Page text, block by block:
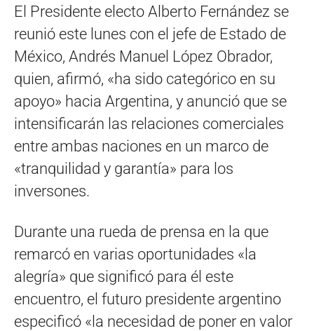
El Presidente electo Alberto Fernández se
reunió este lunes con el jefe de Estado de
México, Andrés Manuel López Obrador,
quien, afirmó, «ha sido categórico en su
apoyo» hacia Argentina, y anunció que se
intensificarán las relaciones comerciales
entre ambas naciones en un marco de
«tranquilidad y garantía» para los
inversones.
Durante una rueda de prensa en la que
remarcó en varias oportunidades «la
alegría» que significó para él este
encuentro, el futuro presidente argentino
especificó «la necesidad de poner en valor